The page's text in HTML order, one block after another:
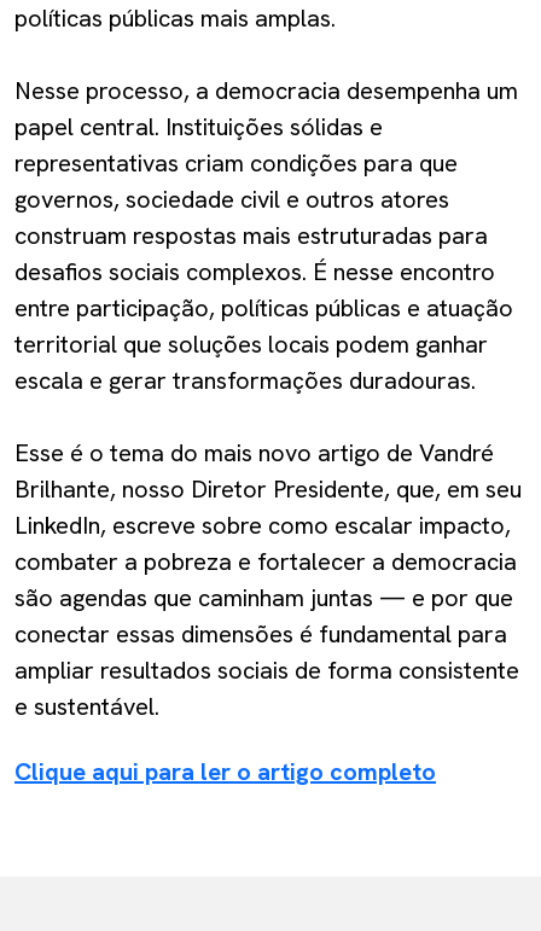
políticas públicas mais amplas.
Nesse processo, a democracia desempenha um
papel central. Instituições sólidas e
representativas criam condições para que
governos, sociedade civil e outros atores
construam respostas mais estruturadas para
desafios sociais complexos. É nesse encontro
entre participação, políticas públicas e atuação
territorial que soluções locais podem ganhar
escala e gerar transformações duradouras.
Esse é o tema do mais novo artigo de Vandré
Brilhante, nosso Diretor Presidente, que, em seu
LinkedIn, escreve sobre como escalar impacto,
combater a pobreza e fortalecer a democracia
são agendas que caminham juntas — e por que
conectar essas dimensões é fundamental para
ampliar resultados sociais de forma consistente
e sustentável.
Clique aqui para ler o artigo completo